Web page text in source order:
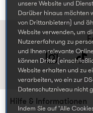
Hilfe & Informationen
unsere Website und
Darüber hinaus möchten
von Drittanbietern) und
Website verwenden, um
Nutzererfahrung zu
und Ihnen relevante
können Dritte
Website erhalten und zu
verarbeiten, wo ein zur
Datenschutzniveau nicht
Indem Sie auf "Alle